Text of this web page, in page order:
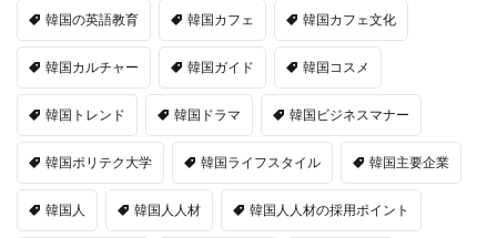
韓国の英語教育 韓国カフェ 韓国カフェ文化
韓国カルチャー 韓国ガイド 韓国コスメ
韓国トレンド 韓国ドラマ 韓国ビジネスマナー
韓国ポリテク大学 韓国ライフスタイル 韓国主要企業
韓国人 韓国人人材 韓国人人材の採用ポイント